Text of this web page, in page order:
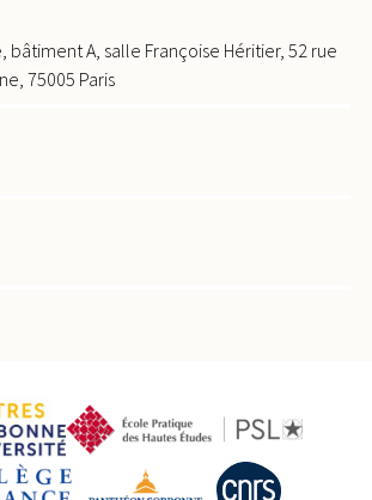
bâtiment A, salle Françoise Héritier, 52 rue
75005 Paris